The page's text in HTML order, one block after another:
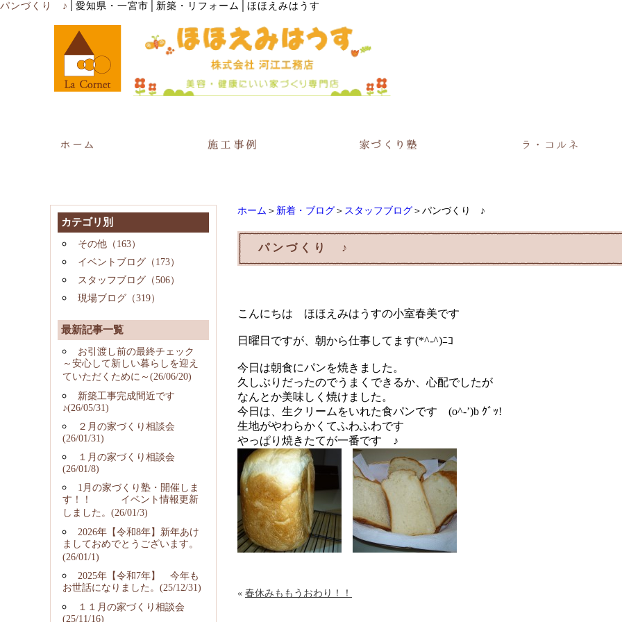
パンづくり ♪ 愛知県・一宮市│新築・リフォーム│ほほえみはうす
ホーム ＞ 新着・ブログ ＞ スタッフブログ ＞パンづくり ♪
パンづくり ♪
こんにちは ほほえみはうすの小室春美です
日曜日ですが、朝から仕事してます(*^-^)ﾆｺ
今日は朝食にパンを焼きました。
久しぶりだったのでうまくできるか、心配でしたが
なんとか美味しく焼けました。
今日は、生クリームをいれた食パンです (o^-’)b ｸﾞｯ!
生地がやわらかくてふわふわです
やっぱり焼きたてが一番です ♪
« 春休みももうおわり！！
カテゴリ別
その他（163）
イベントブログ（173）
スタッフブログ（506）
現場ブログ（319）
最新記事一覧
お引渡し前の最終チェック
～安心して新しい暮らしを迎え
ていただくために～(26/06/20)
新築工事完成間近です
♪(26/05/31)
２月の家づくり相談会
(26/01/31)
１月の家づくり相談会
(26/01/8)
1月の家づくり塾・開催しま
す！！ イベント情報更新
しました。(26/01/3)
2026年【令和8年】新年あけ
ましておめでとうございます。
(26/01/1)
2025年【令和7年】 今年も
お世話になりました。(25/12/31)
１１月の家づくり相談会
(25/11/16)